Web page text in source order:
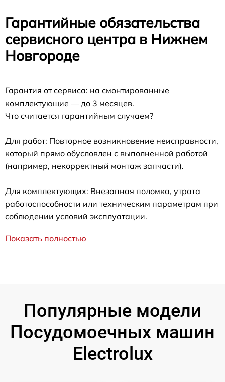
Гарантийные обязательства
сервисного центра в Нижнем
Новгороде
Гарантия от сервиса: на смонтированные
комплектующие — до 3 месяцев.
Что считается гарантийным случаем?
Для работ: Повторное возникновение неисправности,
который прямо обусловлен с выполненной работой
(например, некорректный монтаж запчасти).
Для комплектующих: Внезапная поломка, утрата
работоспособности или техническим параметрам при
соблюдении условий эксплуатации.
Показать полностью
Популярные модели
Посудомоечных машин
Electrolux